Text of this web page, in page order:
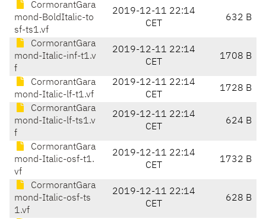
CormorantGara
mond-BoldItalic-to
sf-ts1.vf
2019-12-11 22:14
CET
632 B
CormorantGara
mond-Italic-inf-t1.v
f
2019-12-11 22:14
CET
1708 B
CormorantGara
mond-Italic-lf-t1.vf
2019-12-11 22:14
CET
1728 B
CormorantGara
mond-Italic-lf-ts1.v
f
2019-12-11 22:14
CET
624 B
CormorantGara
mond-Italic-osf-t1.
vf
2019-12-11 22:14
CET
1732 B
CormorantGara
mond-Italic-osf-ts
1.vf
2019-12-11 22:14
CET
628 B